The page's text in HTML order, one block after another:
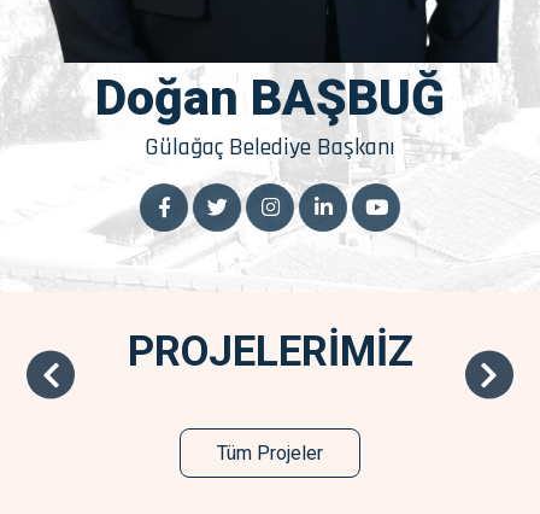
Doğan BAŞBUĞ
Gülağaç Belediye Başkanı
PROJELERİMİZ
Tüm Projeler